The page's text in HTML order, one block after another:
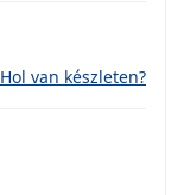
Hol van készleten?